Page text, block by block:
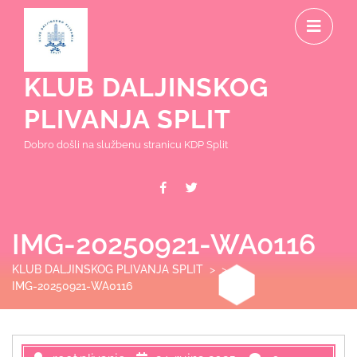
content
KLUB DALJINSKOG
PLIVANJA SPLIT
Dobro došli na službenu stranicu KDP Split
Facebook
IMG-20250921-WA0116
KLUB DALJINSKOG PLIVANJA SPLIT > >
IMG-20250921-WA0116